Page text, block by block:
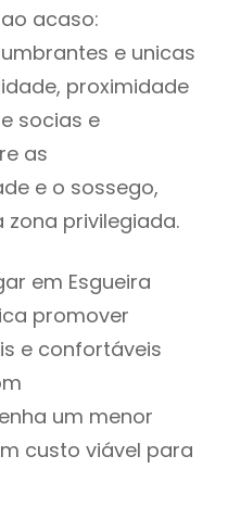
acaso:
e unicas
proximidade
socias e
as
e o sossego,
zona privilegiada.
em Esgueira
promover
e confortáveis
um menor
custo viável para